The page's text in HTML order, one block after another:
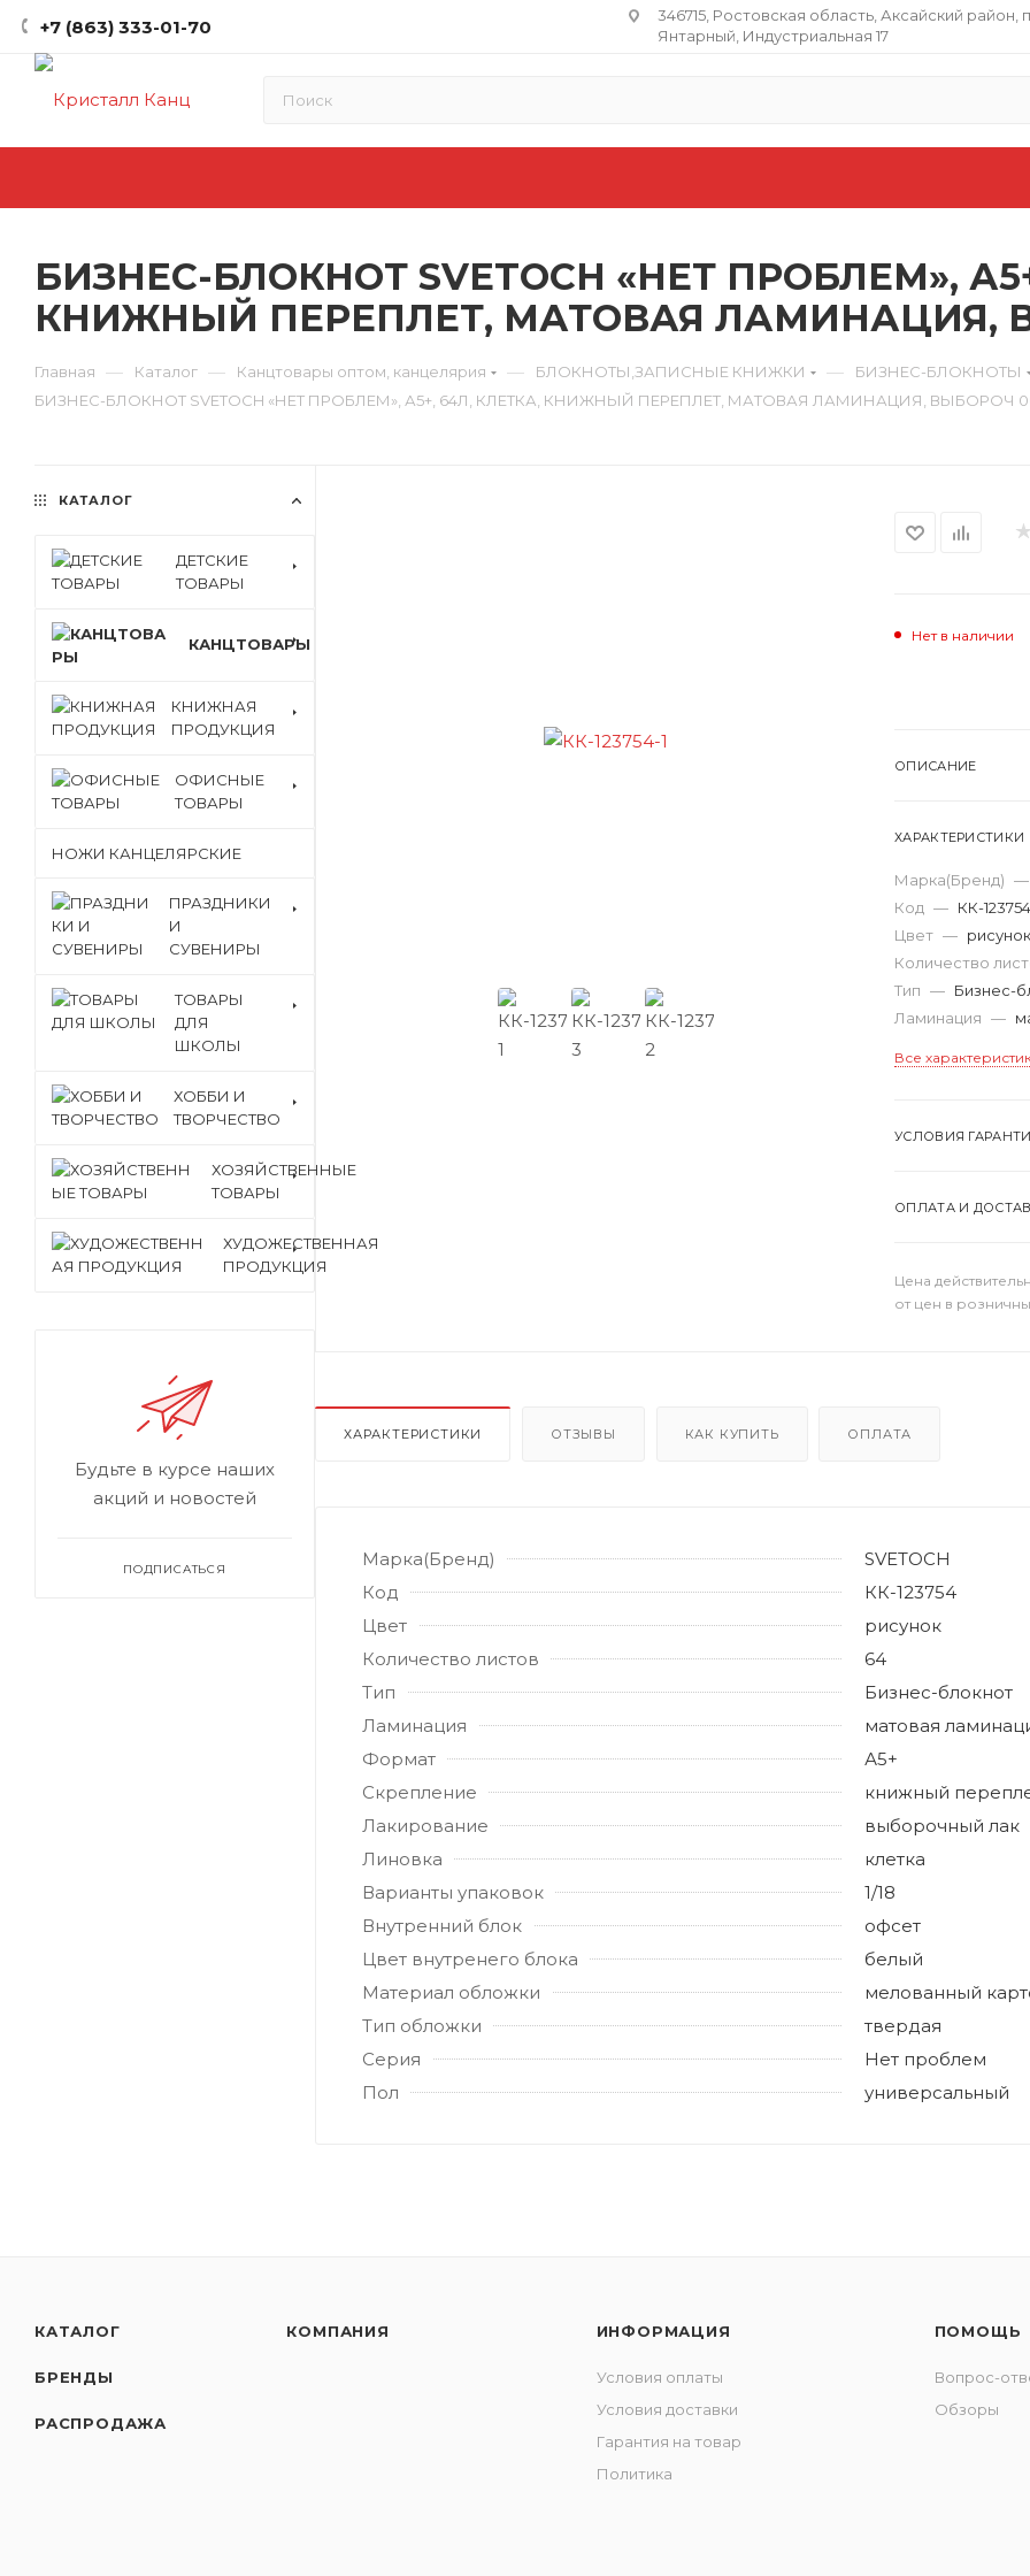
+7 (863) 333-01-70
346715, Ростовская область​, Аксайский район,
Янтарный, Индустриальная 17
БИЗНЕС-БЛОКНОТ SVETOCH «НЕТ ПРОБЛЕМ»,
КНИЖНЫЙ ПЕРЕПЛЕТ, МАТОВАЯ ЛАМИНАЦИЯ,
Главная — Каталог — Канцтовары оптом, канцелярия — БЛОКНОТЫ,ЗАПИСНЫЕ КНИЖКИ — БИЗНЕС-БЛОКНОТЫ
БИЗНЕС-БЛОКНОТ SVETOCH «НЕТ ПРОБЛЕМ», А5+, 64Л, КЛЕТКА, КНИЖНЫЙ ПЕРЕПЛЕТ, МАТОВАЯ ЛАМИНАЦИЯ, ВЫБОРОЧ
Нет в наличии
ОПИСАНИЕ
ХАРАКТЕРИСТИКИ
Марка(Бренд) —
Код — КК-123754
Цвет — рисунок
Количество
Тип — Бизнес-
Ламинация —
Все
УСЛОВИЯ
ОПЛАТА И
Цена
от цен в
ХАРАКТЕРИСТИКИ ОТЗЫВЫ КАК КУПИТЬ ОПЛАТА
Марка(Бренд)
SVETOCH
Код
КК-123754
Цвет
рисунок
Количество листов
64
Тип
Бизнес-блокнот
Ламинация
матовая
Формат
А5+
Скрепление
книжный
Лакирование
выборочный лак
Линовка
клетка
Варианты упаковок
1/18
Внутренний блок
офсет
Цвет внутренего блока
белый
Материал обложки
мелованный
Тип обложки
твердая
Серия
Нет проблем
Пол
универсальный
КАТАЛОГ
ДЕТСКИЕ
ТОВАРЫ
КАНЦТОВАРЫ
КНИЖНАЯ
ПРОДУКЦИЯ
ОФИСНЫЕ
ТОВАРЫ
НОЖИ КАНЦЕЛЯРСКИЕ
ПРАЗДНИКИ
И
СУВЕНИРЫ
ТОВАРЫ
ДЛЯ
ШКОЛЫ
ХОББИ И
ТВОРЧЕСТВО
ХОЗЯЙСТВЕННЫЕ
ТОВАРЫ
ХУДОЖЕСТВЕННАЯ
ПРОДУКЦИЯ
Будьте в курсе наших
акций и новостей
ПОДПИСАТЬСЯ
КАТАЛОГ
БРЕНДЫ
РАСПРОДАЖА
КОМПАНИЯ ИНФОРМАЦИЯ
Условия оплаты
Условия доставки
Гарантия на товар
Политика
ПОМОЩЬ
Вопрос-
Обзоры